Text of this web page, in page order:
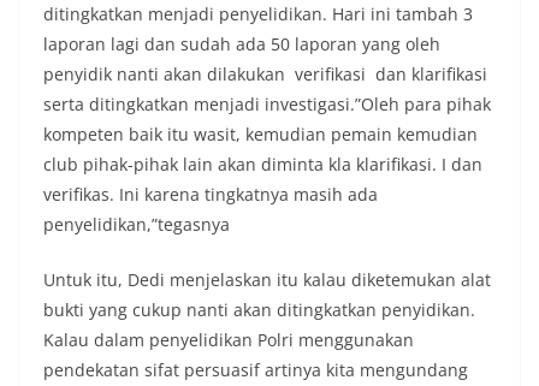
ditingkatkan menjadi penyelidikan. Hari ini tambah 3
laporan lagi dan sudah ada 50 laporan yang oleh
penyidik nanti akan dilakukan verifikasi dan klarifikasi
serta ditingkatkan menjadi investigasi.”Oleh para pihak
kompeten baik itu wasit, kemudian pemain kemudian
club pihak-pihak lain akan diminta kla klarifikasi. I dan
verifikas. Ini karena tingkatnya masih ada
penyelidikan,”tegasnya
Untuk itu, Dedi menjelaskan itu kalau diketemukan alat
bukti yang cukup nanti akan ditingkatkan penyidikan.
Kalau dalam penyelidikan Polri menggunakan
pendekatan sifat persuasif artinya kita mengundang